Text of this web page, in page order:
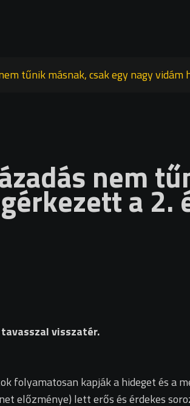
tűnik másnak, csak egy nagy
nem
a 2.
visszatér.
folyamatosan kapják a hideget és
előzménye) lett erős és érdekes